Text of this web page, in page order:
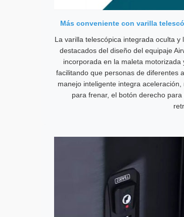
Más conveniente con varilla
La varilla telescópica integrada oculta
destacados del diseño del equipaje
incorporada en la maleta
facilitando que personas de diferentes
manejo inteligente integra
para frenar, el botón derecho